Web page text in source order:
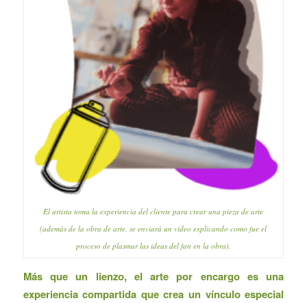
El artista toma la experiencia del cliente para crear una pieza de arte
(además de la obra de arte, se enviará un video explicando como fue el
proceso de plasmar las ideas del fan en la obra).
Más que un lienzo, el arte por encargo es una
experiencia compartida que crea un vínculo especial